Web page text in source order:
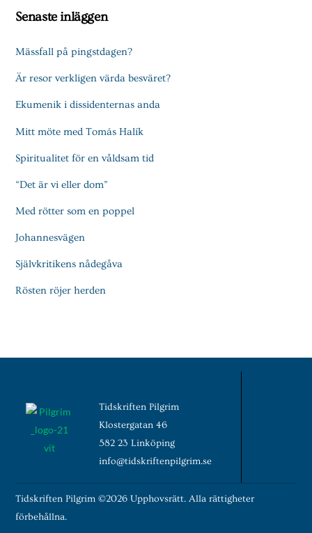
Senaste inläggen
Mässfall på pingstdagen?
Är resor verkligen värda besväret?
Ekumenik i dissidenternas anda
Mitt möte med Tomás Halík
Spiritualitet för en våldsam tid
“Det är vi eller dom”
Med rötter som en poppel
Johannesvägen
Självkritikens nådegåva
Rösten röjer herden
Tidskriften Pilgrim
Klostergatan 46
582 23 Linköping
info@tidskriftenpilgrim.se
Tidskriften Pilgrim ©2026 Upphovsrätt. Alla rättigheter
förbehållna.